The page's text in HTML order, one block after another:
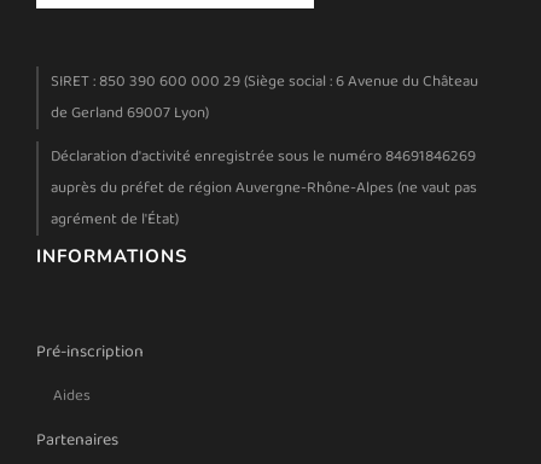
SIRET : 850 390 600 000 29 (Siège social : 6 Avenue du Château
de Gerland 69007 Lyon)
Déclaration d'activité enregistrée sous le numéro 84691846269
auprès du préfet de région Auvergne-Rhône-Alpes (ne vaut pas
agrément de l'État)
INFORMATIONS
Pré-inscription
Aides
Partenaires